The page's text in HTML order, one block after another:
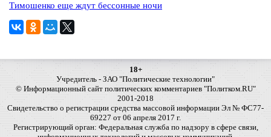
Тимошенко еще ждут бессонные ночи
18+
Учредитель - ЗАО "Политические технологии"
© Информационный сайт политических комментариев "Политком.RU"
2001-2018
Свидетельство о регистрации средства массовой информации Эл № ФС77-
69227 от 06 апреля 2017 г.
Регистрирующий орган: Федеральная служба по надзору в сфере связи,